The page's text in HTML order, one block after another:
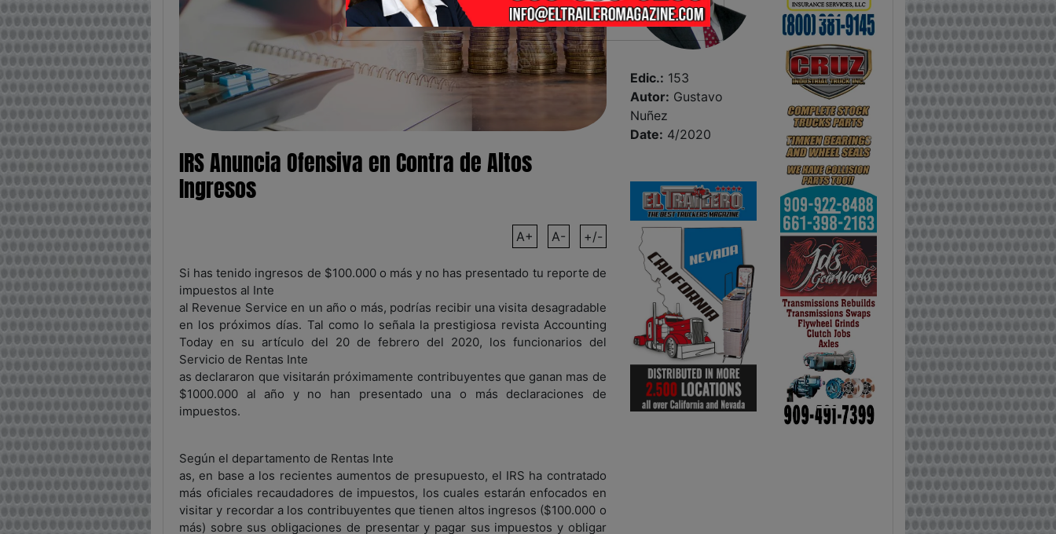
IRS Anuncia Ofensiva en Contra de Altos
Ingresos
A+ A- +/-
Si has tenido ingresos de $100.000 o más y no has presentado tu reporte de
impuestos al Inte
al Revenue Service en un año o más, podrías recibir una visita desagradable
en los próximos días. Tal como lo señala la prestigiosa revista Accounting
Today en su artículo del 20 de febrero del 2020, los funcionarios del
Servicio de Rentas Inte
as declararon que visitarán próximamente contribuyentes que ganan mas de
$1000.000 al año y no han presentado una o más declaraciones de
impuestos.
Según el departamento de Rentas Inte
as, en base a los recientes aumentos de presupuesto, el IRS ha contratado
más oficiales recaudadores de impuestos, los cuales estarán enfocados en
visitar y recordar a los contribuyentes que tienen altos ingresos ($100.000 o
más) sobre sus obligaciones de presentar y pagar sus impuestos y obligar
Edic.: 153
Autor: Gustavo
Nuñez
Date: 4/2020